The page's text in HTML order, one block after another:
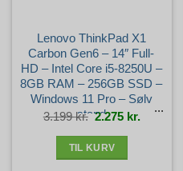
Lenovo ThinkPad X1
Carbon Gen6 – 14″ Full-
HD – Intel Core i5-8250U –
8GB RAM – 256GB SSD –
Windows 11 Pro – Sølv
stand
3.199kr. Den
oprindelige
pris
2.275 kr. Den
aktuelle
pris
TIL KURV